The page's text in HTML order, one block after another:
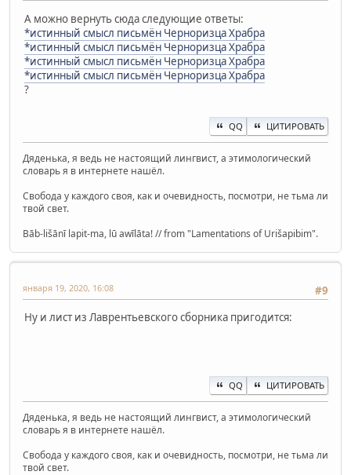
А можно вернуть сюда следующие ответы:
*истинный смысл письмён Черноризца Храбра
*истинный смысл письмён Черноризца Храбра
*истинный смысл письмён Черноризца Храбра
*истинный смысл письмён Черноризца Храбра
?
QQ ЦИТИРОВАТЬ
Дяденька, я ведь не настоящий лингвист, а этимологический
словарь я в интернете нашёл.
Свобода у каждого своя, как и очевидность, посмотри, не тьма ли
твой свет.
Bāb-lišānī lapit-ma, lū awīlāta! // from "Lamentations of Urišapibim".
#9
января 19, 2020, 16:08
Ну и лист из Лаврентьевского сборника пригодится:
QQ ЦИТИРОВАТЬ
Дяденька, я ведь не настоящий лингвист, а этимологический
словарь я в интернете нашёл.
Свобода у каждого своя, как и очевидность, посмотри, не тьма ли
твой свет.